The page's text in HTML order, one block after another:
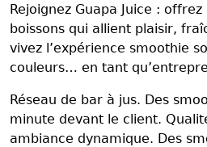
Rejoignez Guapa Juice :
boissons qui allient plaisir,
vivez l’expérience smoothie
couleurs… en tant
Réseau de bar à jus. Des
minute devant le client.
ambiance dynamique. Des